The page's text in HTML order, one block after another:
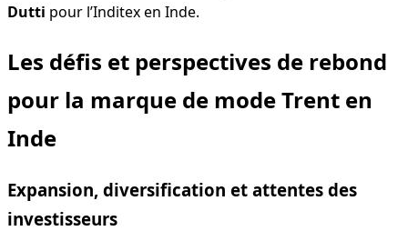
Dutti pour l’Inditex en Inde.
Les défis et perspectives de rebond
pour la marque de mode Trent en
Inde
Expansion, diversification et attentes des
investisseurs